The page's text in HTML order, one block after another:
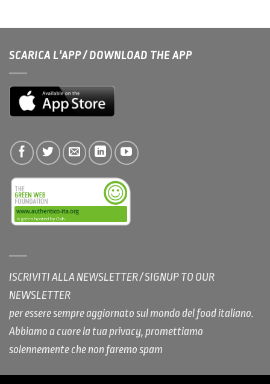
SCARICA L'APP / DOWNLOAD THE APP
ISCRIVITI ALLA NEWSLETTER / SIGNUP TO OUR
NEWSLETTER
per essere sempre aggiornato sul mondo del food italiano.
Abbiamo a cuore la tua privacy, promettiamo
solennemente che non faremo spam